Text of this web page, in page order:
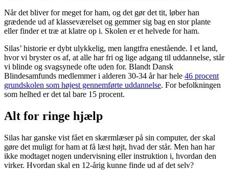
Når det bliver for meget for ham, og det gør det tit, løber han
grædende ud af klasseværelset og gemmer sig bag en stor plante
eller finder et træ at klatre op i. Skolen er et helvede for ham.
Silas’ historie er dybt ulykkelig, men langtfra enestående. I et land,
hvor vi bryster os af, at alle har fri og lige adgang til uddannelse, står
vi blinde og svagsynede ofte uden for. Blandt Dansk
Blindesamfunds medlemmer i alderen 30-34 år har hele 46 procent
grundskolen som højest gennemførte uddannelse. For befolkningen
som helhed er det tal bare 15 procent.
Alt for ringe hjælp
Silas har ganske vist fået en skærmlæser på sin computer, der skal
gøre det muligt for ham at få læst højt, hvad der står. Men han har
ikke modtaget nogen undervisning eller instruktion i, hvordan den
virker. Hvordan skal en 12-årig kunne finde ud af det selv?